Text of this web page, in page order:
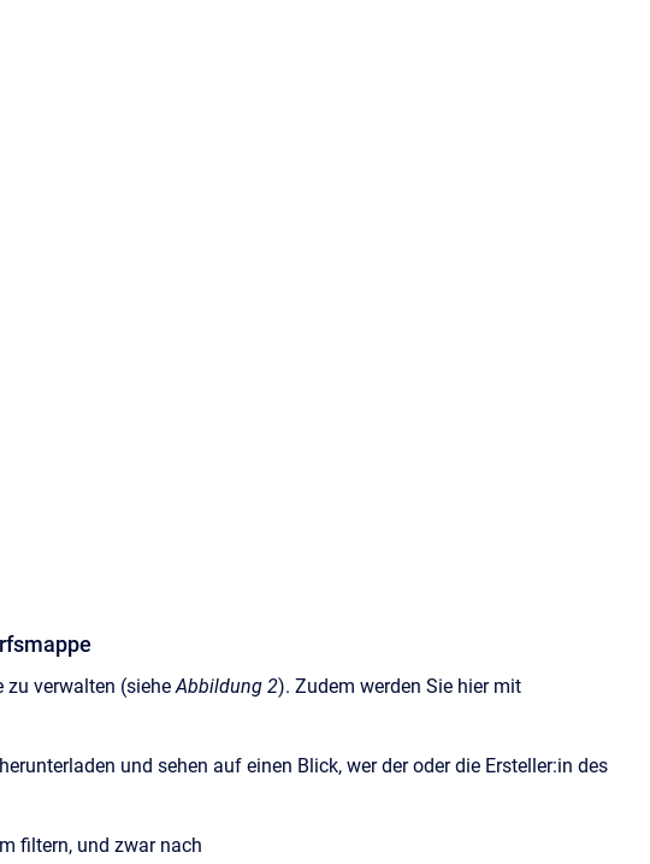
zu verwalten (sieheAbbildung 2). Zudem werden Sie hier mit
und sehen auf einen Blick, wer der oder die Ersteller:in des
filtern, und zwar nach